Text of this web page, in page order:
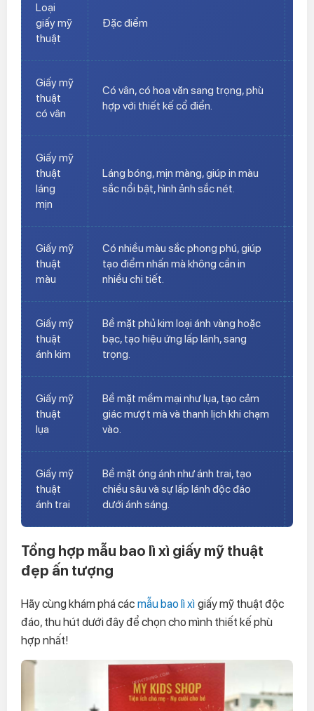
Loại
giấy mỹ
thuật
Đặc điểm
Giấy mỹ
thuật
có vân
Có vân, có hoa văn sang trọng, phù
hợp với thiết kế cổ điển.
Giấy mỹ
thuật
láng
mịn
Láng bóng, mịn màng, giúp in màu
sắc nổi bật, hình ảnh sắc nét.
Giấy mỹ
thuật
màu
Có nhiều màu sắc phong phú, giúp
tạo điểm nhấn mà không cần in
nhiều chi tiết.
Giấy mỹ
thuật
ánh kim
Bề mặt phủ kim loại ánh vàng hoặc
bạc, tạo hiệu ứng lấp lánh, sang
trọng.
Giấy mỹ
thuật
lụa
Bề mặt mềm mại như lụa, tạo cảm
giác mượt mà và thanh lịch khi chạm
vào.
Giấy mỹ
thuật
ánh trai
Bề mặt óng ánh như ánh trai, tạo
chiều sâu và sự lấp lánh độc đáo
dưới ánh sáng.
Tổng hợp mẫu bao lì xì giấy mỹ thuật
đẹp ấn tượng
Hãy cùng khám phá các mẫu bao lì xì giấy mỹ thuật độc
đáo, thu hút dưới đây để chọn cho mình thiết kế phù
hợp nhất!